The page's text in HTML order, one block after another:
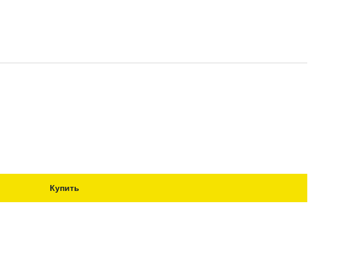
Купить